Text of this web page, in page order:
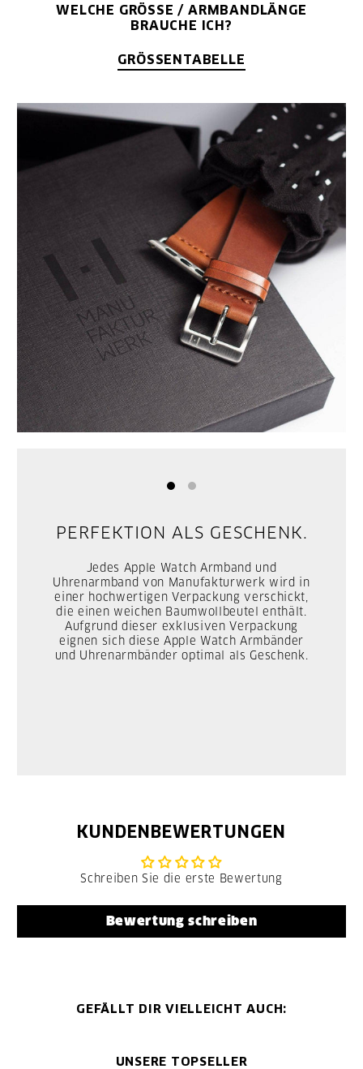
WELCHE GRÖSSE / ARMBANDLÄNGE B
RAUCHE ICH?
GRÖSSENTABELLE
PERFEKTION ALS GESCHENK.
Jedes Apple Watch Armband und
Uhrenarmband von Manufakturwerk wird in
einer hochwertigen Verpackung verschickt,
die einen weichen Baumwollbeutel enthält.
Aufgrund dieser exklusiven Verpackung
eignen sich diese Apple Watch Armbänder
und Uhrenarmbänder optimal als Geschenk.
KUNDENBEWERTUNGEN
Schreiben Sie die erste Bewertung
Bewertung schreiben
GEFÄLLT DIR VIELLEICHT AUCH:
UNSERE TOPSELLER